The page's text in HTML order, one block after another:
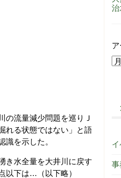
流量減少問題を巡りＪ
れる状態ではない」と語
識を示した。
き水全量を大井川に戻す
以下は…（以下略）
治
事